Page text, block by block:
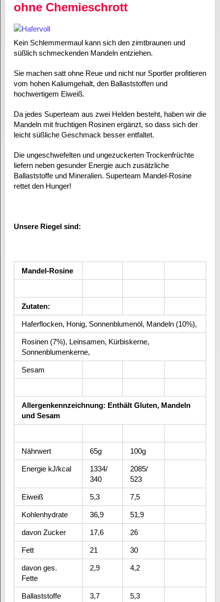
ohne Chemieschrott
Kein Schlemmermaul kann sich den zimtbraunen und
süßlich schmeckenden Mandeln entziehen.
Sie machen satt ohne Reue und nicht nur Sportler profitieren
vom hohen Kaliumgehalt, den Ballaststoffen und
hochwertigem Eiweiß.
Da jedes Superteam aus zwei Helden besteht, haben wir die
Mandeln mit fruchtigen Rosinen ergänzt, so dass sich der
leicht süßliche Geschmack besser entfaltet.
Die ungeschwefelten und ungezuckerten Trockenfrüchte
liefern neben gesunder Energie auch zusätzliche
Ballaststoffe und Mineralien. Superteam Mandel-Rosine
rettet den Hunger!
Unsere Riegel sind:
Mandel-Rosine
Zutaten:
Haferflocken, Honig, Sonnenblumenöl, Mandeln (10%),
Rosinen (7%), Leinsamen, Kürbiskerne,
Sonnenblumenkerne,
Sesam
Allergenkennzeichnung: Enthält Gluten, Mandeln
und Sesam
Nährwert 65g 100g
Energie kJ/kcal
1334/
340
2085/
523
Eiweiß 5,3 7,5
Kohlenhydrate 36,9 51,9
davon Zucker 17,6 26
Fett 21 30
davon ges.
Fette
2,9 4,2
Ballaststoffe 3,7 5,3